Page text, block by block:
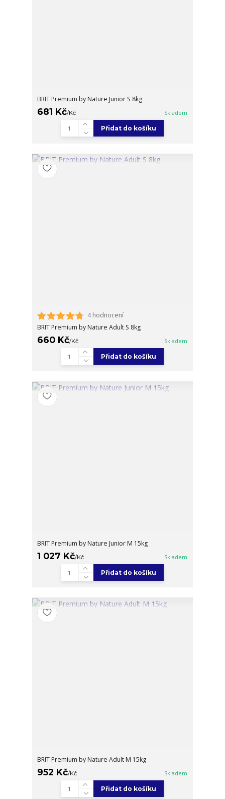
BRIT Premium by Nature Junior S 8kg
681 Kč/Kč Skladem
Přidat do košíku
4 hodnocení
BRIT Premium by Nature Adult S 8kg
660 Kč/Kč Skladem
Přidat do košíku
BRIT Premium by Nature Junior M 15kg
1 027 Kč/Kč Skladem
Přidat do košíku
BRIT Premium by Nature Adult M 15kg
952 Kč/Kč Skladem
Přidat do košíku